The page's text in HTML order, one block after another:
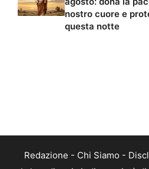
nostro cuore e
questa notte
Redazione - Chi Siamo -